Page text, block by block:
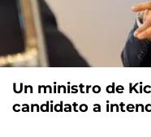
Un ministro de
candidato a